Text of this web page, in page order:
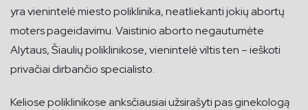
yra vienintelė miesto poliklinika, neatliekanti jokių abortų
moters pageidavimu. Vaistinio aborto negautumėte
Alytaus, Šiaulių poliklinikose, vienintelė viltis ten – ieškoti
privačiai dirbančio specialisto.
Keliose poliklinikose anksčiausiai užsirašyti pas ginekologą